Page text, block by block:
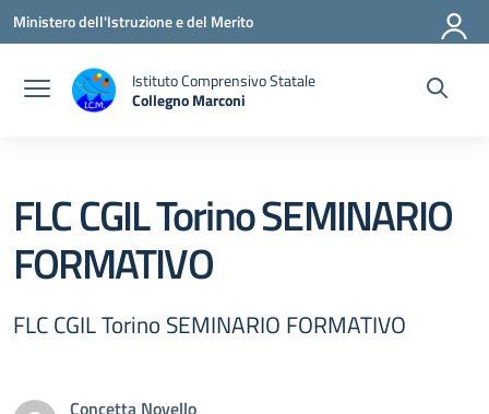
Vai ai contenuti
Vai al menu di navigazione
Vai al footer
Ministero dell'Istruzione e del Merito
Istituto Comprensivo Statale
Collegno Marconi
FLC CGIL Torino SEMINARIO
FORMATIVO
FLC CGIL Torino SEMINARIO FORMATIVO
Concetta Novello